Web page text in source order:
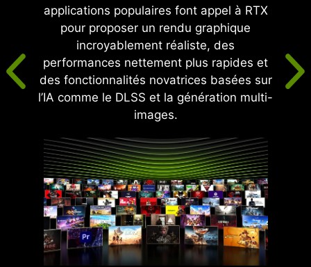
applications populaires font appel à RTX
pour proposer un rendu graphique
incroyablement réaliste, des
performances nettement plus rapides et
des fonctionnalités novatrices basées sur
l’IA comme le DLSS et la génération multi-
images.